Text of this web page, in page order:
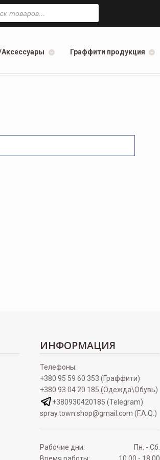
Граффити продукция
ИНФОРМАЦИЯ
Телефоны:
+380 95 59 60 353 (Граффити)
+380 93 04 20 185 (Одежда\Обувь)
+380930420185 (Telegram)
spray.town.shop@gmail.com (F.A.Q.)
Рабочие дни:
Пн. - Сб.